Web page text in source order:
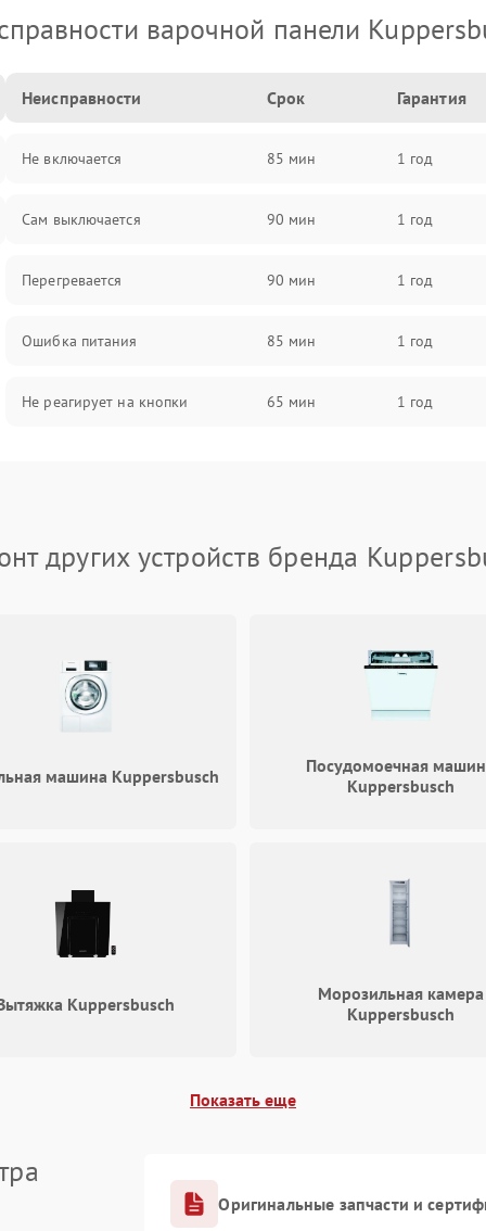
варочной панели
Неисправности Срок Гарантия
Не включается 85 мин 1 год
Сам выключается 90 мин 1 год
Перегревается 90 мин 1 год
Ошибка питания 85 мин 1 год
Не реагирует на кнопки 65 мин 1 год
других устройств бренда
машина Kuppersbusch
Посудомоечная
Kuppersbusch
Kuppersbusch
Морозильная камера
Kuppersbusch
Показать еще
Оригинальные запчасти и